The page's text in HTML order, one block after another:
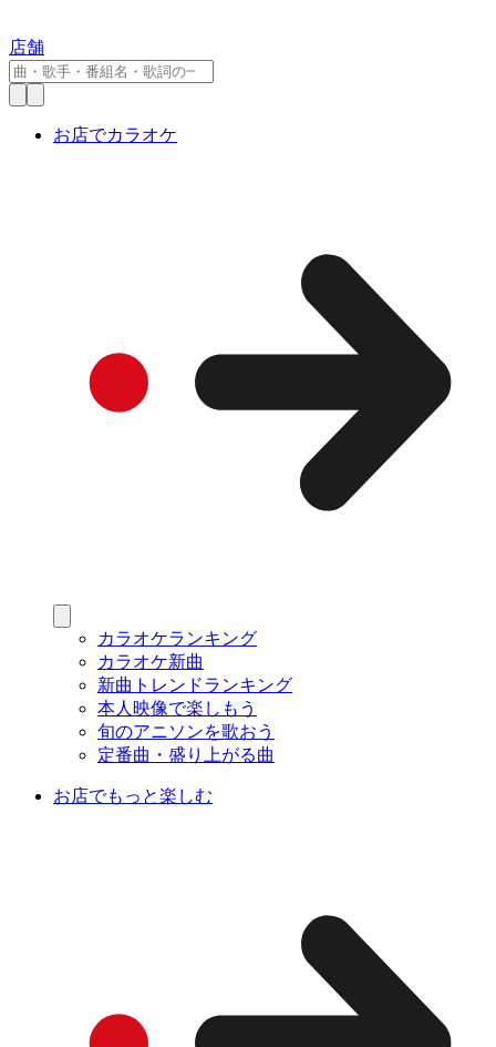
店舗
お店でカラオケ
カラオケランキング
カラオケ新曲
新曲トレンドランキング
本人映像で楽しもう
旬のアニソンを歌おう
定番曲・盛り上がる曲
お店でもっと楽しむ